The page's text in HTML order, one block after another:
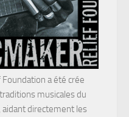
a été crée
musicales du
aidant directement les